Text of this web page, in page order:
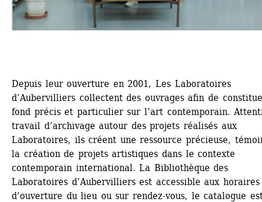
Depuis leur ouverture en 2001, Les Laboratoires
d’Aubervilliers collectent des ouvrages afin de
fond précis et particulier sur l’art contemporain.
travail d’archivage autour des projets réalisés aux
Laboratoires, ils créent une ressource précieuse,
la création de projets artistiques dans le contexte
contemporain international. La Bibliothèque des
Laboratoires d’Aubervilliers est accessible aux horaires
d’ouverture du lieu ou sur rendez-vous, le catalogue